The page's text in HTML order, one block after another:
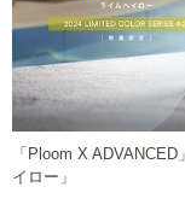
「Ploom X
イロー」